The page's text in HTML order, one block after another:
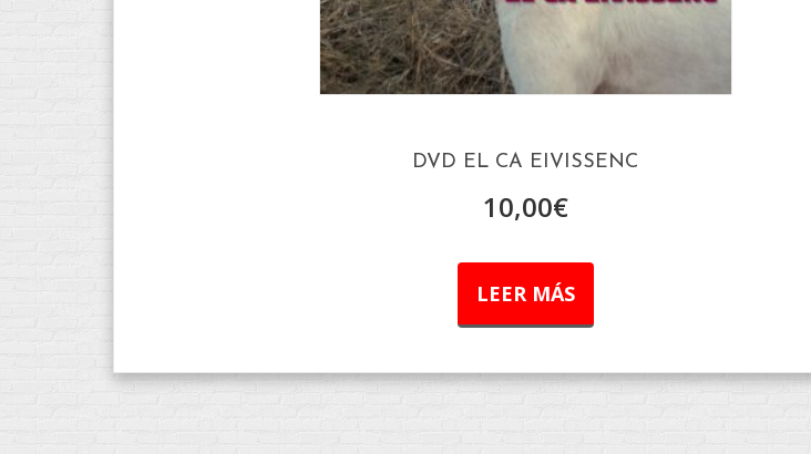
DVD EL CA EIVISSENC
10,00€
LEER MÁS